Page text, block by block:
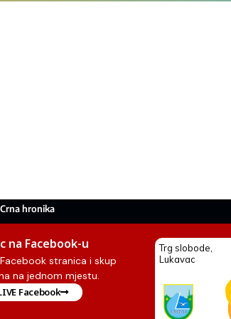
Crna hronika
na Facebook-u
stranica i skup
na jednom mjestu.
Facebook